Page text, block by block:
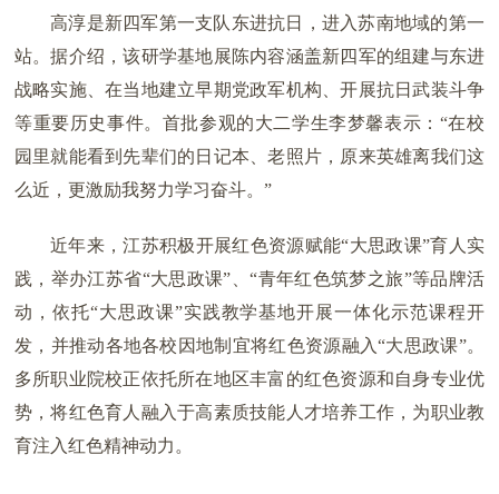
高淳是新四军第一支队东进抗日，进入苏南地域的第一
站。据介绍，该研学基地展陈内容涵盖新四军的组建与东进
战略实施、在当地建立早期党政军机构、开展抗日武装斗争
等重要历史事件。首批参观的大二学生李梦馨表示：“在校
园里就能看到先辈们的日记本、老照片，原来英雄离我们这
么近，更激励我努力学习奋斗。”
近年来，江苏积极开展红色资源赋能“大思政课”育人实
践，举办江苏省“大思政课”、“青年红色筑梦之旅”等品牌活
动，依托“大思政课”实践教学基地开展一体化示范课程开
发，并推动各地各校因地制宜将红色资源融入“大思政课”。
多所职业院校正依托所在地区丰富的红色资源和自身专业优
势，将红色育人融入于高素质技能人才培养工作，为职业教
育注入红色精神动力。